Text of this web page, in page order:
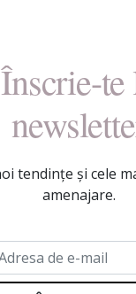
Înscrie-te
tendințe și cele
amenajare.
Adresa